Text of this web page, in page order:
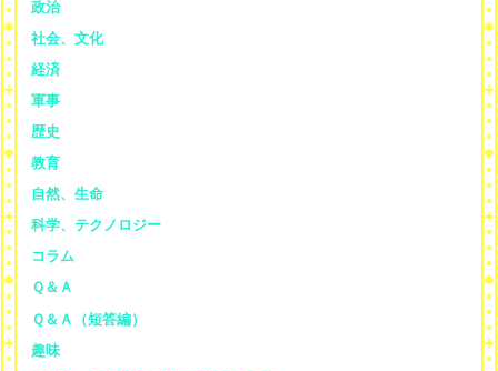
政治
社会、文化
経済
軍事
歴史
教育
自然、生命
科学、テクノロジー
コラム
Ｑ＆Ａ
Ｑ＆Ａ（短答編）
趣味